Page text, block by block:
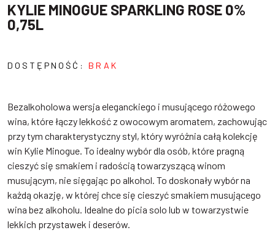
KYLIE MINOGUE SPARKLING ROSE 0%
0,75L
DOSTĘPNOŚĆ: BRAK
Bezalkoholowa wersja eleganckiego i musującego różowego
wina, które łączy lekkość z owocowym aromatem, zachowując
przy tym charakterystyczny styl, który wyróżnia całą kolekcję
win Kylie Minogue. To idealny wybór dla osób, które pragną
cieszyć się smakiem i radością towarzyszącą winom
musującym, nie sięgając po alkohol. To doskonały wybór na
każdą okazję, w której chce się cieszyć smakiem musującego
wina bez alkoholu. Idealne do picia solo lub w towarzystwie
lekkich przystawek i deserów.